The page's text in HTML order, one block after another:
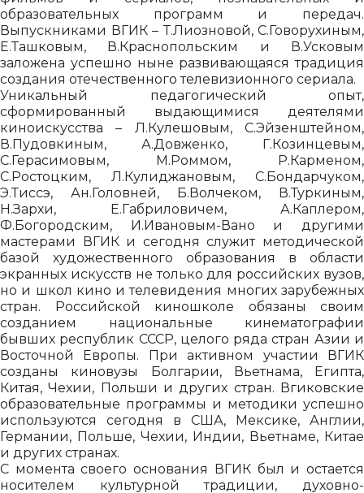
образовательных программ и передач.
Выпускниками ВГИК – Т.Лиозновой, С.Говорухиным,
Е.Ташковым, В.Краснопольским и В.Усковым
заложена успешно ныне развивающаяся традиция
создания отечественного телевизионного сериала.
Уникальный педагогический опыт,
сформированный выдающимися деятелями
киноискусства – Л.Кулешовым, С.Эйзенштейном,
В.Пудовкиным, А.Довженко, Г.Козинцевым,
С.Герасимовым, М.Роммом, Р.Карменом,
С.Ростоцким, Л.Кулиджановым, С.Бондарчуком,
Э.Тиссэ, Ан.Головней, Б.Волчеком, В.Туркиным,
Н.Зархи, Е.Габриловичем, А.Каплером,
Ф.Богородским, И.Ивановым-Вано и другими
мастерами ВГИК и сегодня служит методической
базой художественного образования в области
экранных искусств не только для российских вузов,
но и школ кино и телевидения многих зарубежных
стран. Российской киношколе обязаны своим
созданием национальные кинематографии
бывших республик СССР, целого ряда стран Азии и
Восточной Европы. При активном участии ВГИК
созданы киновузы Болгарии, Вьетнама, Египта,
Китая, Чехии, Польши и других стран. Вгиковские
образовательные программы и методики успешно
используются сегодня в США, Мексике, Англии,
Германии, Польше, Чехии, Индии, Вьетнаме, Китае
и других странах.
С момента своего основания ВГИК был и остается
носителем культурной традиции, духовно-